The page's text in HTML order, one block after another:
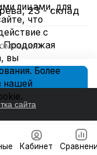
Кабинет
23 - склад
сайта
лицами, для
что
с
Продолжая
вы
Более
нашей
.